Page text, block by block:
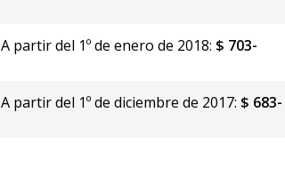
A partir del 1º de enero de 2018: $ 703-
A partir del 1º de diciembre de 2017: $ 683-